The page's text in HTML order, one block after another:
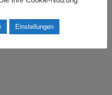
BIZ Frankfurt
Einstellungen